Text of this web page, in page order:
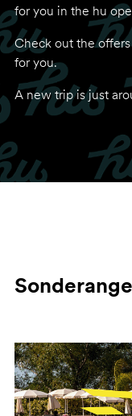
for you in the hu
Check out the
for you.
A new trip is just